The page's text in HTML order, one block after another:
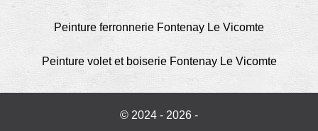
Peinture ferronnerie Fontenay Le Vicomte
Peinture volet et boiserie Fontenay Le Vicomte
© 2024 - 2026 -